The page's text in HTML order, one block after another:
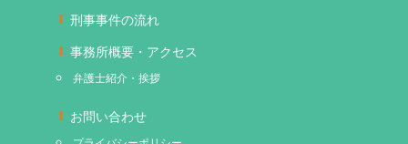
刑事事件の流れ
事務所概要・アクセス
弁護士紹介・挨拶
お問い合わせ